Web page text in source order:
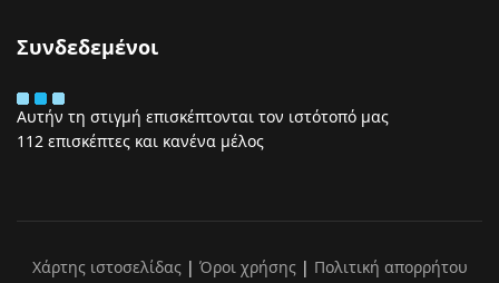
Συνδεδεμένοι
Αυτήν τη στιγμή επισκέπτονται τον ιστότοπό μας
112 επισκέπτες και κανένα μέλος
Χάρτης ιστοσελίδας| Όροι χρήσης| Πολιτική απορρήτου